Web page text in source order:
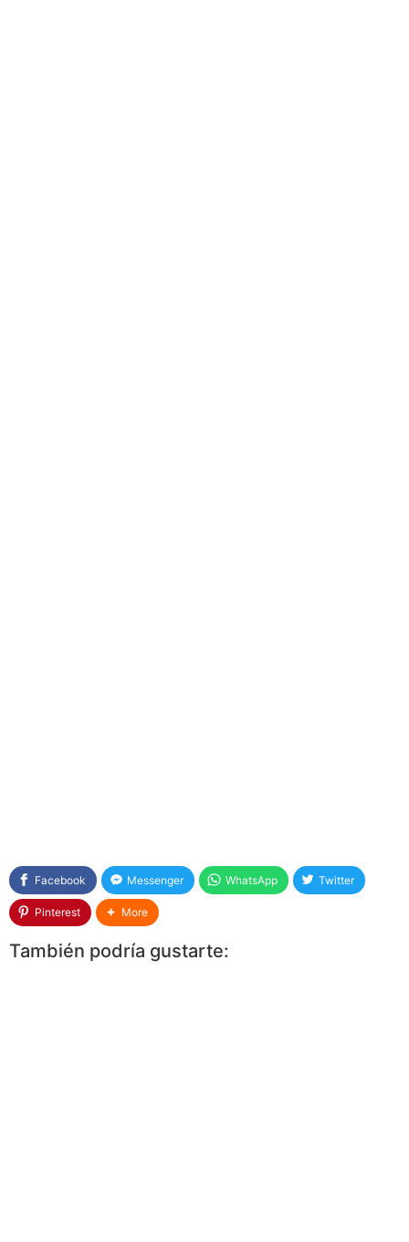
Facebook Messenger WhatsApp Twitter
Pinterest More
También podría gustarte: